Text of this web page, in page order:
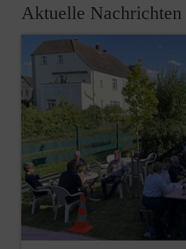
Aktuelle Nachrichten